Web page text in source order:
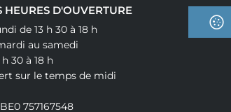
HEURES D'OUVERTURE
de 13 h 30 à 18 h
au samedi
30 à 18 h
sur le temps de midi
757167548